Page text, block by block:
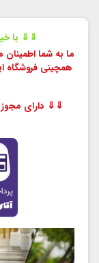
⇓⇓ با
ما به شما
همچینی فروشگاه
⇓⇓ دارای مجوز